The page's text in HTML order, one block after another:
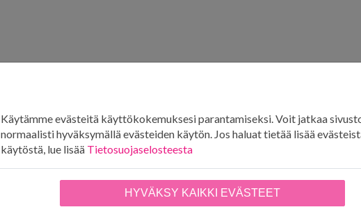
Käytämme evästeitä käyttökokemuksesi parantamiseksi. Voit jatkaa
normaalisti hyväksymällä evästeiden käytön. Jos haluat tietää lisää
käytöstä, lue lisää Tietosuojaselosteesta
HYVÄKSY KAIKKI EVÄSTEET